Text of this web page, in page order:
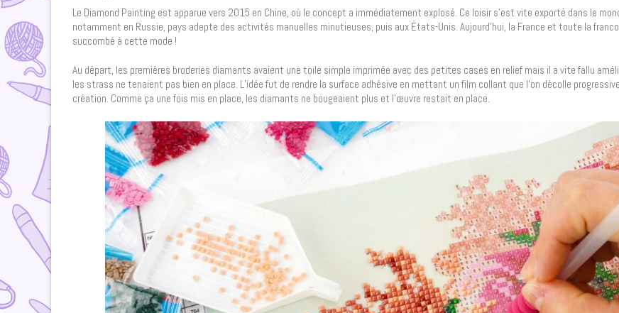
Le Diamond Painting est apparue vers 2015 en Chine, où le concept a immédiatement explosé. Ce loisir s’est vite exporté dans le
notamment en Russie, pays adepte des activités manuelles minutieuses, puis aux États-Unis. Aujourd’hui, la France et toute la
succombé à cette mode !
Au départ, les premières broderies diamants avaient une toile simple imprimée avec des petites cases en relief mais il a vite fallu
les strass ne tenaient pas bien en place. L’idée fut de rendre la surface adhésive en mettant un film collant que l’on décolle
création. Comme ça une fois mis en place, les diamants ne bougeaient plus et l’œuvre restait en place.